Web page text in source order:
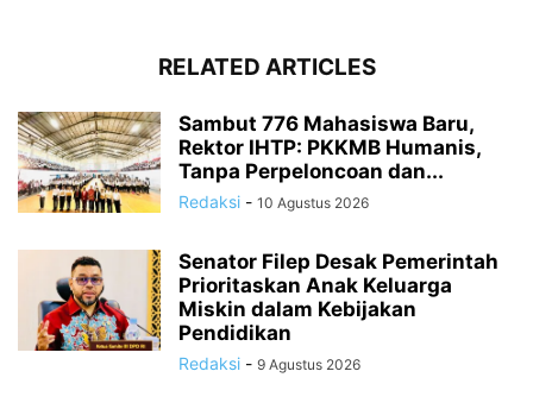
RELATED ARTICLES
Sambut 776 Mahasiswa Baru,
Rektor IHTP: PKKMB Humanis,
Tanpa Perpeloncoan dan...
Redaksi - 10 Agustus 2026
Senator Filep Desak Pemerintah
Prioritaskan Anak Keluarga
Miskin dalam Kebijakan
Pendidikan
Redaksi - 9 Agustus 2026